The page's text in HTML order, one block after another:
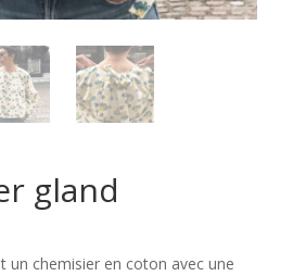
gland
un chemisier en coton avec une